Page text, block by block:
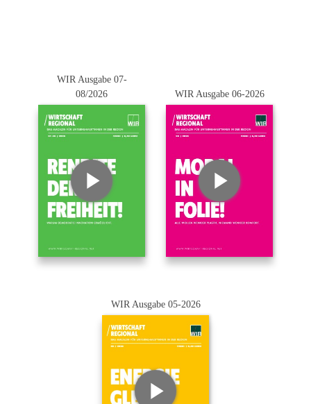
WIR Ausgabe 07-
08/2026
WIR Ausgabe 06-2026
WIR Ausgabe 05-2026